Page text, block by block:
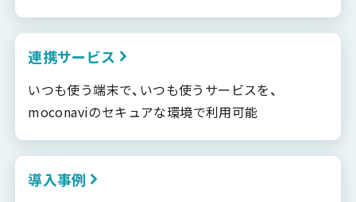
連携サービス
いつも使う端末で、いつも使うサービスを、
moconaviのセキュアな環境で利用可能
導入事例